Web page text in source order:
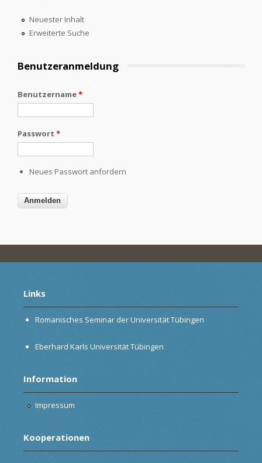
Neuester Inhalt
Erweiterte Suche
Benutzeranmeldung
Benutzername*
Passwort *
Neues Passwort anfordern
Links
Romanisches Seminar der Universität Tübingen
Eberhard Karls Universität Tübingen
Information
Impressum
Kooperationen